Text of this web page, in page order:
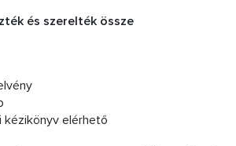
és szerelték össze
kézikönyv elérhető